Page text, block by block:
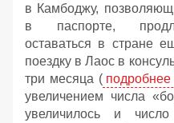
в Камбоджу,
в паспорте,
оставаться в стране
поездку в Лаос в
три месяца ( подробнее
увеличением числа
увеличилось и число